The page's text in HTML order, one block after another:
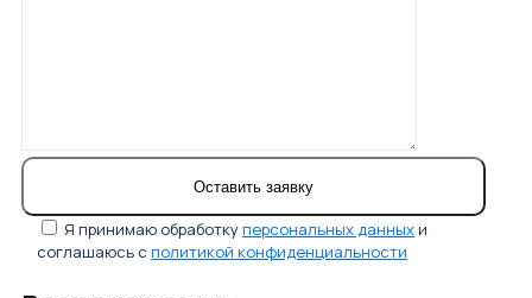
Я принимаю обработкуперсональных данных и
соглашаюсь с политикой конфиденциальности